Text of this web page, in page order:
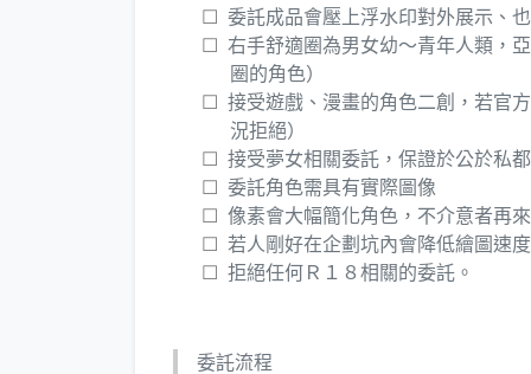
委託成品會壓上浮水印對外展示、
右手舒適圈為男女幼～青年人類，
圈的角色）
接受遊戲、漫畫的角色二創，若官
況拒絕）
接受夢女相關委託，保證於公於私
委託角色需具有實際圖像
像素會大幅簡化角色，不介意者再
若人剛好在企劃坑內會降低繪圖速
拒絕任何Ｒ１８相關的委託。
委託流程